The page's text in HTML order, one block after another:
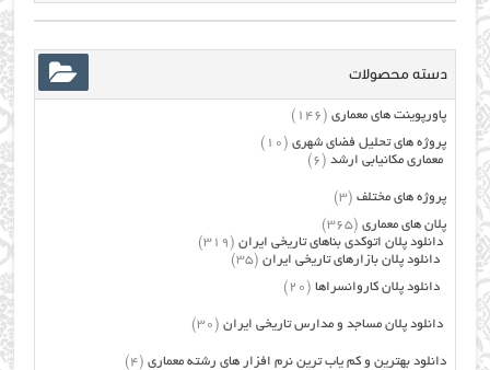
دسته محصولات
پاورپوینت های معماری (146)
پروژه های تحلیل فضای شهری (10)
معماری مکانیابی ارشد (6)
پروژه های مختلف (3)
پلان های معماری (365)
دانلود پلان اتوکدی بناهای تاریخی ایران (319)
دانلود پلان بازارهای تاریخی ایران (35)
دانلود پلان کاروانسراها (20)
دانلود پلان مساجد و مدارس تاریخی ایران (30)
دانلود بهترین و کم یاب ترین نرم افزار های رشته معماری (4)